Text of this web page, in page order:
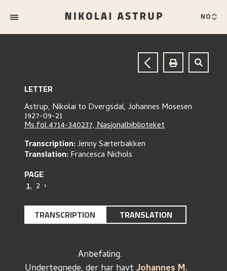
NO
LETTER
Astrup, Nikolai to Dvergsdal, Johannes Mosesen
1927-09-21
Ms.fol.4714-340237, Nasjonalbiblioteket
Transcription:Jenny Sæterbakken
Translation:Francesca Nichols
PAGE
1, 2 ›
TRANSCRIPTION TRANSLATION
	             Anbefaling.